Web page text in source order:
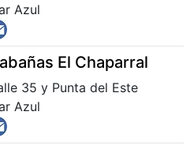
Azul
El Chaparral
35 y Punta del Este
Azul